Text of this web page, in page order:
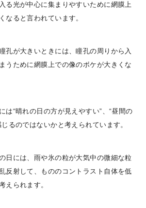
る光が中心に集まりやすいために網膜上
なると言われています。
孔が大きいときには、瞳孔の周りから入
うために網膜上での像のボケが大きくな
は“晴れの日の方が見えやすい”、“昼間の
るのではないかと考えられています。
日には、雨や氷の粒が大気中の微細な粒
反射して、もののコントラスト自体を低
えられます。